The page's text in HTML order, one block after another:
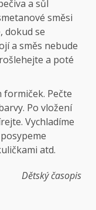
a sůl
směsi
dokud se
a směs nebude
a poté
Pečte
Po vložení
Vychladíme
atd.
Dětský časopis